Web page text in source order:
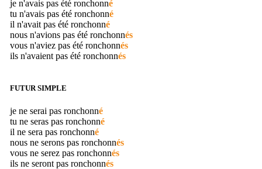
je n'avais pas été ronchonné
tu n'avais pas été ronchonné
il n'avait pas été ronchonné
nous n'avions pas été ronchonnés
vous n'aviez pas été ronchonnés
ils n'avaient pas été ronchonnés
FUTUR SIMPLE
je ne serai pas ronchonné
tu ne seras pas ronchonné
il ne sera pas ronchonné
nous ne serons pas ronchonnés
vous ne serez pas ronchonnés
ils ne seront pas ronchonnés